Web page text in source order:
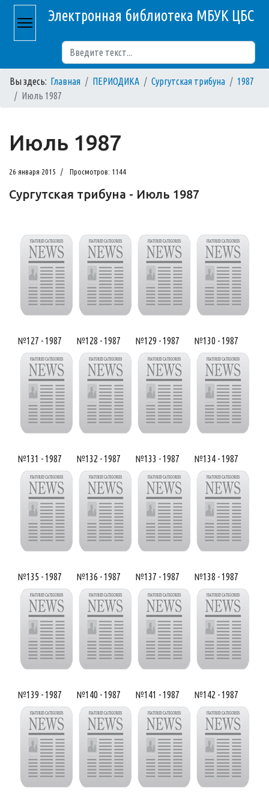
Электронная библиотека МБУК ЦБС
Вы здесь: Главная ПЕРИОДИКА Сургутская трибуна
1987
Июль 1987
Июль 1987
26 января 2015 Просмотров: 1144
Сургутская трибуна - Июль 1987
№127 - 1987 №128 - 1987 №129 - 1987 №130 - 1987
№131 - 1987 №132 - 1987 №133 - 1987 №134 - 1987
№135 - 1987 №136 - 1987 №137 - 1987 №138 - 1987
№139 - 1987 №140 - 1987 №141 - 1987 №142 - 1987